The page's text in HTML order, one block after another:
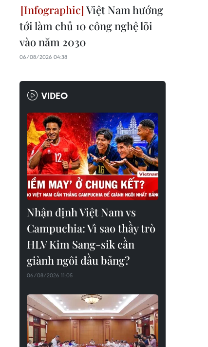
Việt Nam hướng
tới làm chủ 10 công nghệ lõi
vào năm 2030
06/08/2026 04:38
VIDEO
Nhận định Việt Nam vs
Campuchia: Vì sao thầy trò
HLV Kim Sang-sik cần
giành ngôi đầu bảng?
06/08/2026 11:05